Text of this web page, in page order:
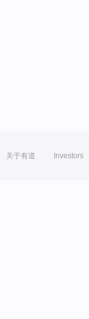
关于有道 Investors